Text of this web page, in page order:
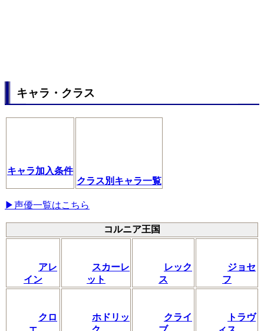
キャラ・クラス
キャラ加入条件
クラス別キャラ一覧
▶声優一覧はこちら
コルニア王国
アレ
イン
スカーレ
ット
レック
ス
ジョセ
フ
クロ
ホドリッ
クライ
トラヴ